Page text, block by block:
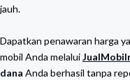
jauh.
Dapatkan penawaran harga
mobil Anda melalui
dana Anda berhasil tanpa